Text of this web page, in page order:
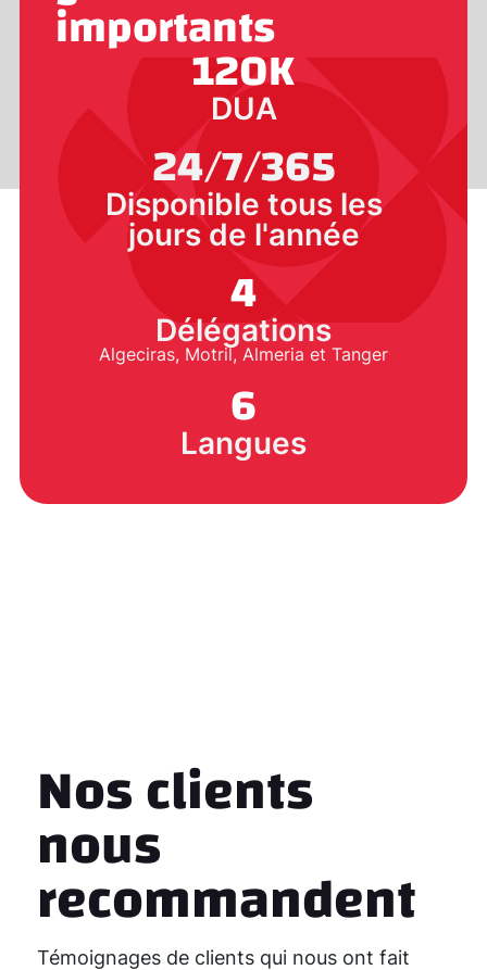
importants
120K
DUA
24/7/365
Disponible tous les
jours de l'année
4
Délégations
Algeciras, Motril, Almeria et Tanger
6
Langues
Nos clients
nous
recommandent
Témoignages de clients qui nous ont fait